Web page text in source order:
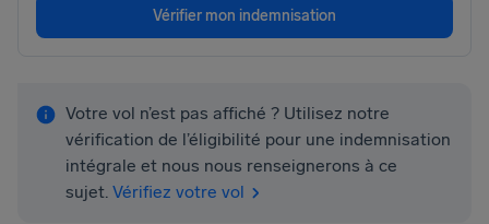
Vérifier mon indemnisation
Votre vol n’est pas affiché ? Utilisez notre
vérification de l’éligibilité pour une indemnisation
intégrale et nous nous renseignerons à ce
sujet. Vérifiez votre vol